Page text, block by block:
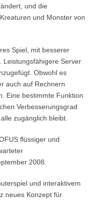
und die
und Monster von
Spiel, mit besserer
Leistungsfähigere Server
Obwohl es
auch auf Rechnern
Eine bestimmte Funktion
Verbesserungsgrad
zugänglich bleibt.
flüssiger und
2008.
und interaktivem
neues Konzept für